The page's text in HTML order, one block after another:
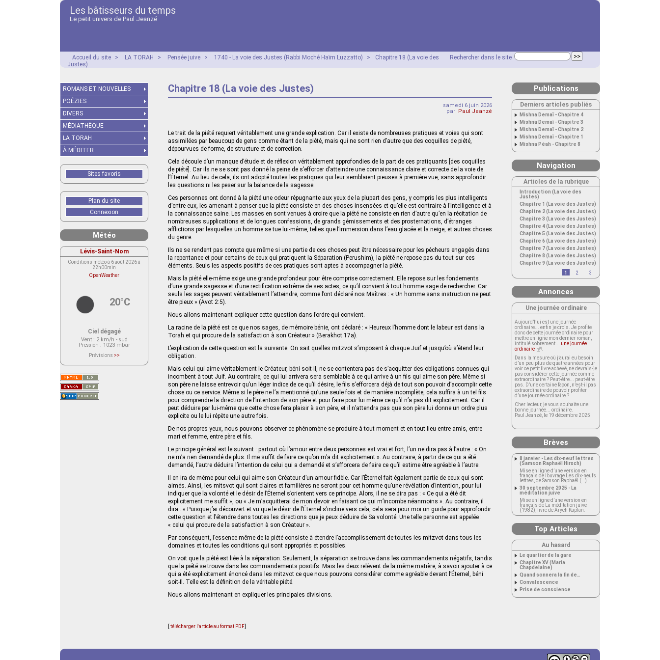
Les bâtisseurs du temps
Le petit univers de Paul Jeanzé
Rechercher dans le site
Accueil du site > LA TORAH > Pensée juive > 1740 - La voie des Justes (Rabbi Moché Haïm Luzzatto) >
Chapitre 18 (La voie des
Justes)
Chapitre 18 (La voie des Justes)
samedi 6 juin 2026
par Paul Jeanzé
Le trait de la piété requiert véritablement une grande explication. Car il existe de nombreuses pratiques et voies qui sont
assimilées par beaucoup de gens comme étant de la piété, mais qui ne sont rien d’autre que des coquilles de piété,
dépourvues de forme, de structure et de correction.
Cela découle d’un manque d’étude et de réflexion véritablement approfondies de la part de ces pratiquants [des coquilles
de piété]. Car ils ne se sont pas donné la peine de s’efforcer d’atteindre une connaissance claire et correcte de la voie de
l’Éternel. Au lieu de cela, ils ont adopté toutes les pratiques qui leur semblaient pieuses à première vue, sans approfondir
les questions ni les peser sur la balance de la sagesse.
Ces personnes ont donné à la piété une odeur répugnante aux yeux de la plupart des gens, y compris les plus intelligents
d’entre eux, les amenant à penser que la piété consiste en des choses insensées et qu’elle est contraire à l’intelligence et à
la connaissance saine. Les masses en sont venues à croire que la piété ne consiste en rien d’autre qu’en la récitation de
nombreuses supplications et de longues confessions, de grands gémissements et des prosternations, d’étranges
afflictions par lesquelles un homme se tue lui-même, telles que l’immersion dans l’eau glacée et la neige, et autres choses
du genre.
Ils ne se rendent pas compte que même si une partie de ces choses peut être nécessaire pour les pécheurs engagés dans
la repentance et pour certains de ceux qui pratiquent la Séparation (Perushim), la piété ne repose pas du tout sur ces
éléments. Seuls les aspects positifs de ces pratiques sont aptes à accompagner la piété.
Mais la piété elle-même exige une grande profondeur pour être comprise correctement. Elle repose sur les fondements
d’une grande sagesse et d’une rectification extrême de ses actes, ce qu’il convient à tout homme sage de rechercher. Car
seuls les sages peuvent véritablement l’atteindre, comme l’ont déclaré nos Maîtres : « Un homme sans instruction ne peut
être pieux » (Avot 2:5).
Nous allons maintenant expliquer cette question dans l’ordre qui convient.
La racine de la piété est ce que nos sages, de mémoire bénie, ont déclaré : « Heureux l’homme dont le labeur est dans la
Torah et qui procure de la satisfaction à son Créateur » (Berakhot 17a).
L’explication de cette question est la suivante. On sait quelles mitzvot s’imposent à chaque Juif et jusqu’où s’étend leur
obligation.
Mais celui qui aime véritablement le Créateur, béni soit-Il, ne se contentera pas de s’acquitter des obligations connues qui
incombent à tout Juif. Au contraire, ce qui lui arrivera sera semblable à ce qui arrive à un fils qui aime son père. Même si
son père ne laisse entrevoir qu’un léger indice de ce qu’il désire, le fils s’efforcera déjà de tout son pouvoir d’accomplir cette
chose ou ce service. Même si le père ne l’a mentionné qu’une seule fois et de manière incomplète, cela suffira à un tel fils
pour comprendre la direction de l’intention de son père et pour faire pour lui même ce qu’il n’a pas dit explicitement. Car il
peut déduire par lui-même que cette chose fera plaisir à son père, et il n’attendra pas que son père lui donne un ordre plus
explicite ou le lui répète une autre fois.
De nos propres yeux, nous pouvons observer ce phénomène se produire à tout moment et en tout lieu entre amis, entre
mari et femme, entre père et fils.
Le principe général est le suivant : partout où l’amour entre deux personnes est vrai et fort, l’un ne dira pas à l’autre : « On
ne m’a rien demandé de plus. Il me suffit de faire ce qu’on m’a dit explicitement ». Au contraire, à partir de ce qui a été
demandé, l’autre déduira l’intention de celui qui a demandé et s’efforcera de faire ce qu’il estime être agréable à l’autre.
Il en ira de même pour celui qui aime son Créateur d’un amour fidèle. Car l’Éternel fait également partie de ceux qui sont
aimés. Ainsi, les mitsvot qui sont claires et familières ne seront pour cet homme qu’une révélation d’intention, pour lui
indiquer que la volonté et le désir de l’Éternel s’orientent vers ce principe. Alors, il ne se dira pas : « Ce qui a été dit
explicitement me suffit », ou « Je m’acquitterai de mon devoir en faisant ce qui m’incombe néanmoins ». Au contraire, il
dira : « Puisque j’ai découvert et vu que le désir de l’Éternel s’incline vers cela, cela sera pour moi un guide pour approfondir
cette question et l’étendre dans toutes les directions que je peux déduire de Sa volonté. Une telle personne est appelée :
« celui qui procure de la satisfaction à son Créateur ».
Par conséquent, l’essence même de la piété consiste à étendre l’accomplissement de toutes les mitzvot dans tous les
domaines et toutes les conditions qui sont appropriés et possibles.
On voit que la piété est liée à la séparation. Seulement, la séparation se trouve dans les commandements négatifs, tandis
que la piété se trouve dans les commandements positifs. Mais les deux relèvent de la même matière, à savoir ajouter à ce
qui a été explicitement énoncé dans les mitzvot ce que nous pouvons considérer comme agréable devant l’Éternel, béni
soit-Il. Telle est la définition de la véritable piété.
Nous allons maintenant en expliquer les principales divisions.
télécharger l'article au format PDF
ROMANS ET NOUVELLES
POÉZIES
DIVERS
MÉDIATHÈQUE
LA TORAH
À MÉDITER
Sites favoris
Plan du site
Connexion
Météo
Lévis-Saint-Nom
Conditions météo à 6 août 2026 à
22h00min
OpenWeather
20°C
Ciel dégagé
Vent: 2 km/h - sud
Pression : 1023 mbar
Prévisions >>
actuellement aucune prévision
Saint-Nom.
Veuillez consulter le message du
service ci-dessous.
(401 - Invalid API key. Please see
https://openweathermap.org/faq#error401
Publications
Derniers articles publiés
Mishna Demaï - Chapitre 4
Mishna Demaï - Chapitre 3
Mishna Demaï - Chapitre 2
Mishna Demaï - Chapitre 1
Mishna Péah - Chapitre 8
Navigation
Articles de la rubrique
Introduction (La voie des
Justes)
Chapitre 1 (La voie des Justes)
Chapitre 2 (La voie des Justes)
Chapitre 3 (La voie des Justes)
Chapitre 4 (La voie des Justes)
Chapitre 5 (La voie des Justes)
Chapitre 6 (La voie des Justes)
Chapitre 7 (La voie des Justes)
Chapitre 8 (La voie des Justes)
Chapitre 9 (La voie des Justes)
1
2 3
Annonces
Une journée ordinaire
Aujourd’hui est une journée
ordinaire... enfin je crois. Je profite
donc de cette journée ordinaire pour
mettre en ligne mon dernier roman,
intitulé sobrement... une journée
ordinaire
Dans la mesure où j’aurai eu besoin
d’un peu plus de quatre années pour
voir ce petit livre achevé, ne devrais-je
pas considérer cette journée comme
extraordinaire ? Peut-être... peut-être
pas. D’une certaine façon, n’est-il pas
extraordinaire de pouvoir profiter
d’une journée ordinaire ?
Cher lecteur, je vous souhaite une
bonne journée... ordinaire.
Paul Jeanzé, le 19 décembre 2025
Brèves
8 janvier - Les dix-neuf lettres
(Samson Raphaël Hirsch)
Mise en ligne d’une version en
français de l’ouvrage Les dix-neufs
lettres, de Samson Raphaël (…)
30 septembre 2025 - La
méditation juive
Mise en ligne d’une version en
français de La méditation juive
(1982), livre de Aryeh Kaplan.
Top Articles
Au hasard
Le quartier de la gare
Chapitre XV (Maria
Chapdelaine)
Quand sonnera la fin de…
Convalescence
Prise de conscience